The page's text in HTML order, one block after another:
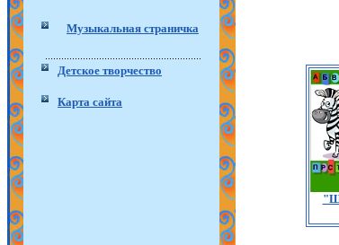
Музыкальная страничка
Детское творчество
Карта сайта